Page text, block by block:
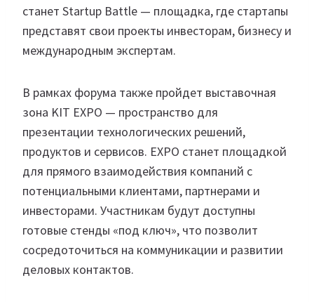
станет Startup Battle — площадка, где стартапы
представят свои проекты инвесторам, бизнесу и
международным экспертам.
В рамках форума также пройдет выставочная
зона KIT EXPO — пространство для
презентации технологических решений,
продуктов и сервисов. EXPO станет площадкой
для прямого взаимодействия компаний с
потенциальными клиентами, партнерами и
инвесторами. Участникам будут доступны
готовые стенды «под ключ», что позволит
сосредоточиться на коммуникации и развитии
деловых контактов.